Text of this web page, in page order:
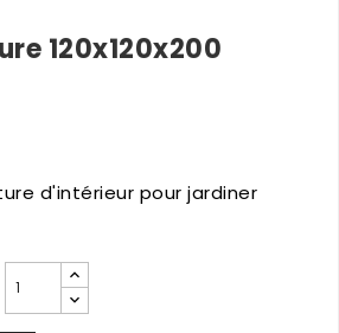
120x120x200
d'intérieur pour jardiner